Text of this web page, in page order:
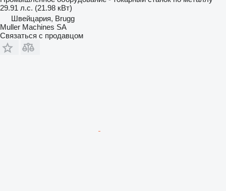
29.91 л.с. (21.98 кВт)
Швейцария, Brugg
Muller Machines SA
Связаться с продавцом